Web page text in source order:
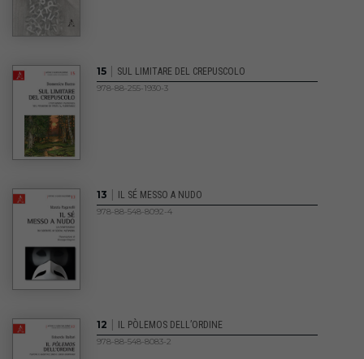
15 | SUL LIMITARE DEL CREPUSCOLO
978-88-255-1930-3
13 | IL SÉ MESSO A NUDO
978-88-548-8092-4
12 | IL PÒLEMOS DELL’ORDINE
978-88-548-8083-2